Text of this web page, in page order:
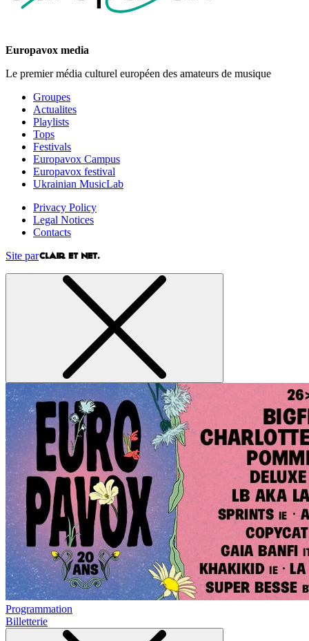
Europavox media
Le premier média culturel européen des amateurs de musique
Groupes
Actualites
Playlists
Tops
Festivals
Europavox Campus
Europavox festival
Ukrainian MusicLab
Privacy Policy
Legal Notices
Contacts
Site par
Programmation
Billetterie